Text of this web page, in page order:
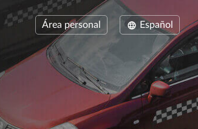
Área personal Español